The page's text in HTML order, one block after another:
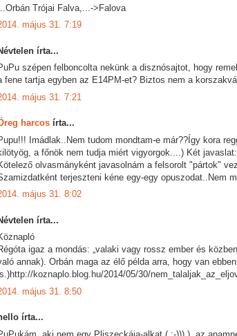
...Orbán Trójai Falva,...->Falova
május 31. 7:19
írta...
szépen felboncolta nekünk a disznósajtot, hogy
fene tartja egyben az E14PM-et? Biztos nem a
május 31. 7:21
harcos írta...
Imádlak..Nem tudom mondtam-e már??Így kora
a főnök nem tudja miért vigyorgok....) Két javaslat:
olvasmányként javasolnám a felsorolt "pártok"
terjeszteni kéne egy-egy opuszodat..Nem
május 31. 8:02
írta...
igaz a mondás: „valaki vagy rossz ember és
annak). Orbán maga az élő példa arra, hogy van
koznaplo.blog.hu/2014/05/30/
május 31. 8:50
írta...